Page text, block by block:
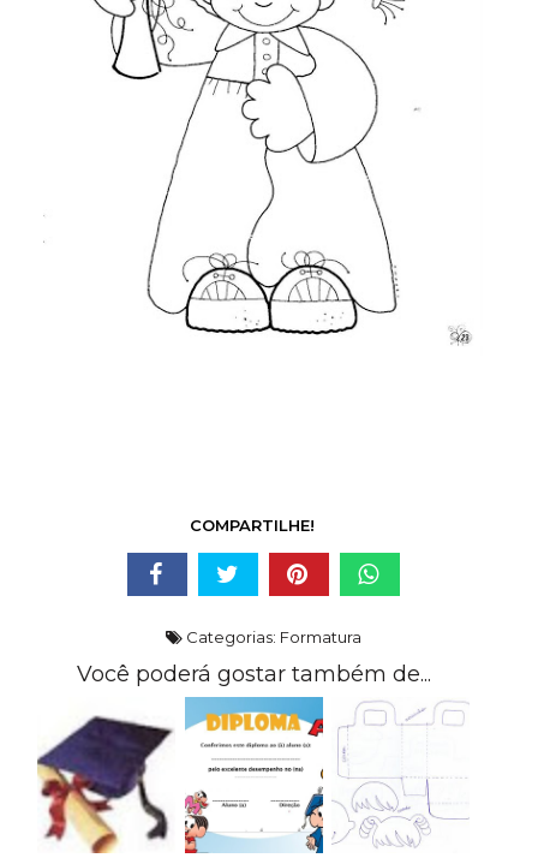
COMPARTILHE!
Categorias: Formatura
Você poderá gostar também de...